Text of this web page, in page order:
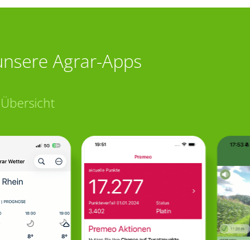
Agrar-Apps